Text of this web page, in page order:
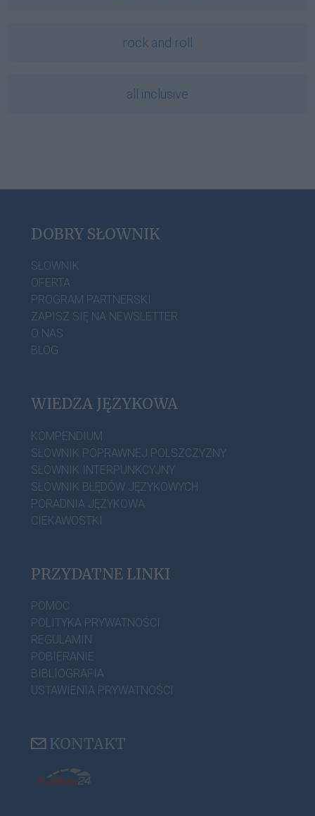
rock and roll
all inclusive
DOBRY SŁOWNIK
SŁOWNIK
OFERTA
PROGRAM PARTNERSKI
ZAPISZ SIĘ NA NEWSLETTER
O NAS
BLOG
WIEDZA JĘZYKOWA
KOMPENDIUM
SŁOWNIK POPRAWNEJ POLSZCZYZNY
SŁOWNIK INTERPUNKCYJNY
SŁOWNIK BŁĘDÓW JĘZYKOWYCH
PORADNIA JĘZYKOWA
CIEKAWOSTKI
PRZYDATNE LINKI
POMOC
POLITYKA PRYWATNOŚCI
REGULAMIN
POBIERANIE
BIBLIOGRAFIA
USTAWIENIA PRYWATNOŚCI
KONTAKT